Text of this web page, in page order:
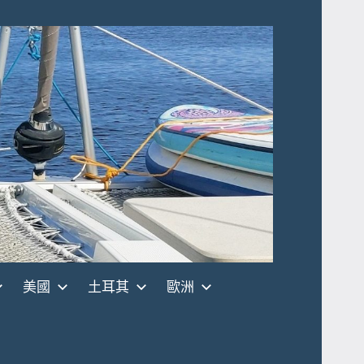
美國 土耳其 歐洲